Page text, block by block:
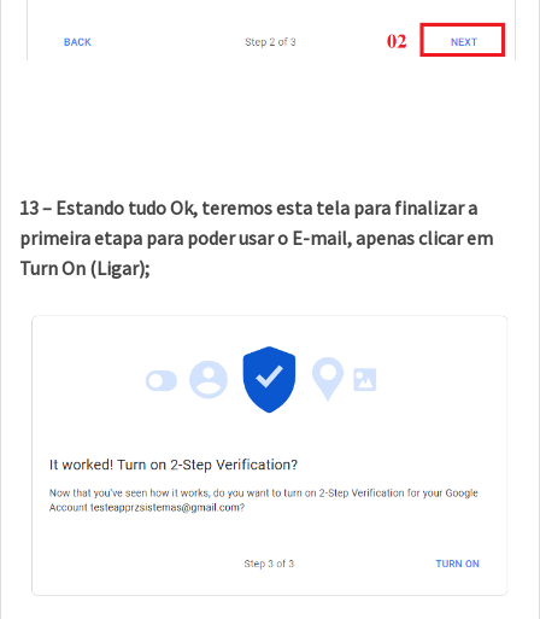
13 – Estando tudo Ok, teremos esta tela para finalizar a
primeira etapa para poder usar o E-mail, apenas clicar em
Turn On (Ligar);